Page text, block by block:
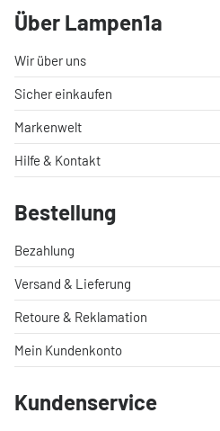
Über Lampen1a
Wir über uns
Sicher einkaufen
Markenwelt
Hilfe & Kontakt
Bestellung
Bezahlung
Versand & Lieferung
Retoure & Reklamation
Mein Kundenkonto
Kundenservice